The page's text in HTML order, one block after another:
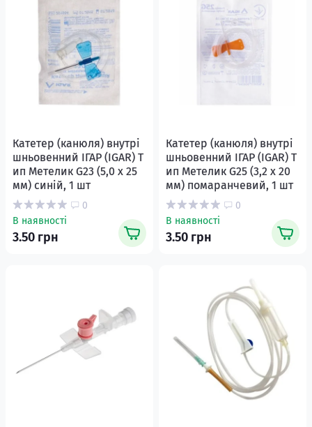
Катетер (канюля) внутрі
шньовенний ІГАР (IGAR) Т
ип Метелик G23 (5,0 х 25
мм) синій, 1 шт
0
В наявності
3.50 грн
Катетер (канюля) внутрі
шньовенний ІГАР (IGAR) Т
ип Метелик G25 (3,2 х 20
мм) помаранчевий, 1 шт
0
В наявності
3.50 грн